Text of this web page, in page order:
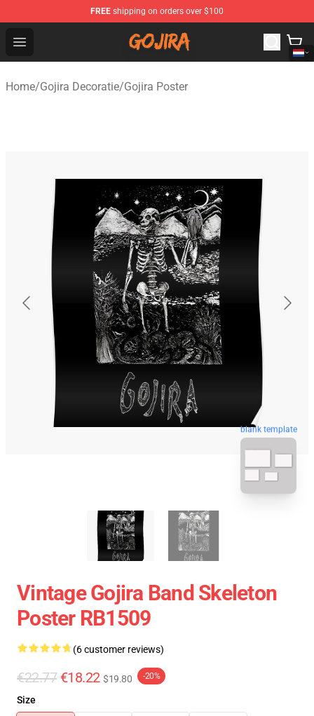
FREE shipping on orders over $100
Open menu
Gojira Shop - Official Gojira Merchandise Store
Home/Gojira Decoratie/Gojira Poster
blank template
Vintage Gojira Band Skeleton
Poster RB1509
(6 customer reviews)
€22.77 €18.22 $19.80 -20%
Size